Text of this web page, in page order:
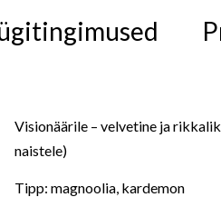
Visionäärile – velvetine ja
naistele)
Tipp: magnoolia, kardemon